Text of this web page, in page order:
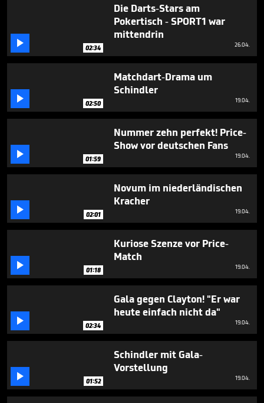
 02:34
Die Darts-Stars am
Pokertisch - SPORT1 war
mittendrin
26.04.
 02:50
Matchdart-Drama um
Schindler
19.04.
 01:59
Nummer zehn perfekt! Price-
Show vor deutschen Fans
19.04.
 02:01
Novum im niederländischen
Kracher
19.04.
 01:18
Kuriose Szenze vor Price-
Match
19.04.
 02:34
Gala gegen Clayton! "Er war
heute einfach nicht da"
19.04.
 01:52
Schindler mit Gala-
Vorstellung
19.04.